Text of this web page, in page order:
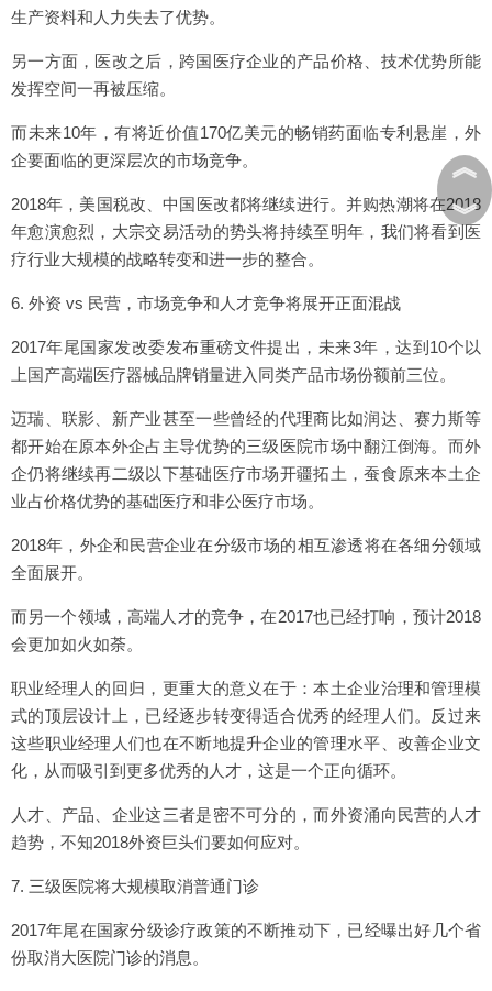
生产资料和人力失去了优势。
另一方面，医改之后，跨国医疗企业的产品价格、技术优势所能
发挥空间一再被压缩。
而未来10年，有将近价值170亿美元的畅销药面临专利悬崖，外
企要面临的更深层次的市场竞争。
2018年，美国税改、中国医改都将继续进行。并购热潮将在2018
年愈演愈烈，大宗交易活动的势头将持续至明年，我们将看到医
疗行业大规模的战略转变和进一步的整合。
6. 外资 vs 民营，市场竞争和人才竞争将展开正面混战
2017年尾国家发改委发布重磅文件提出，未来3年，达到10个以
上国产高端医疗器械品牌销量进入同类产品市场份额前三位。
迈瑞、联影、新产业甚至一些曾经的代理商比如润达、赛力斯等
都开始在原本外企占主导优势的三级医院市场中翻江倒海。而外
企仍将继续再二级以下基础医疗市场开疆拓土，蚕食原来本土企
业占价格优势的基础医疗和非公医疗市场。
2018年，外企和民营企业在分级市场的相互渗透将在各细分领域
全面展开。
而另一个领域，高端人才的竞争，在2017也已经打响，预计2018
会更加如火如荼。
职业经理人的回归，更重大的意义在于：本土企业治理和管理模
式的顶层设计上，已经逐步转变得适合优秀的经理人们。反过来
这些职业经理人们也在不断地提升企业的管理水平、改善企业文
化，从而吸引到更多优秀的人才，这是一个正向循环。
人才、产品、企业这三者是密不可分的，而外资涌向民营的人才
趋势，不知2018外资巨头们要如何应对。
7. 三级医院将大规模取消普通门诊
2017年尾在国家分级诊疗政策的不断推动下，已经曝出好几个省
份取消大医院门诊的消息。
︽
︾